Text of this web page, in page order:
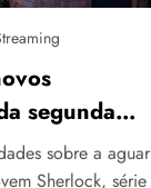
segunda
sobre a aguar
Sherlock, série